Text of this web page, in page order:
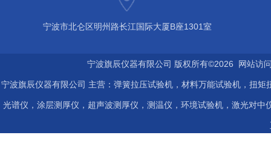
宁波市北仑区明州路长江国际大厦B座1301室
宁波旗辰仪器有限公司 版权所有©2026 网站
宁波旗辰仪器有限公司 主营：弹簧拉压试验机，材料万能试验机，扭
光谱仪，涂层测厚仪，超声波测厚仪，测温仪，环境试验机，激光对